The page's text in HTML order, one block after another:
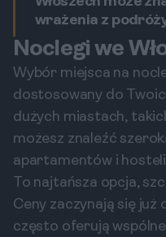
wrażenia z
Noclegi we
Wybór miejsca na
dostosowany do
dużych miastach,
możesz znaleźć
apartamentów i
To najtańsza opcja,
Ceny zaczynają się już
często oferują